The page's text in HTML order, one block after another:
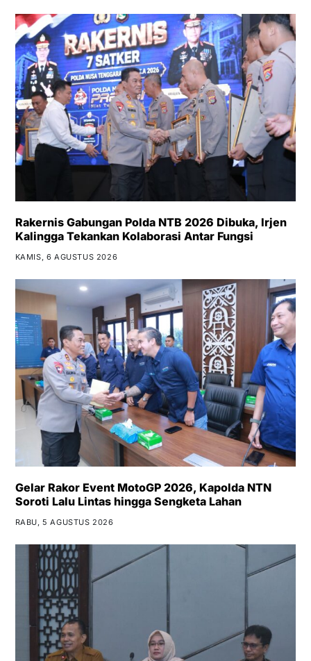
Rakernis Gabungan Polda NTB 2026 Dibuka, Irjen
Kalingga Tekankan Kolaborasi Antar Fungsi
KAMIS, 6 AGUSTUS 2026
Gelar Rakor Event MotoGP 2026, Kapolda NTN
Soroti Lalu Lintas hingga Sengketa Lahan
RABU, 5 AGUSTUS 2026